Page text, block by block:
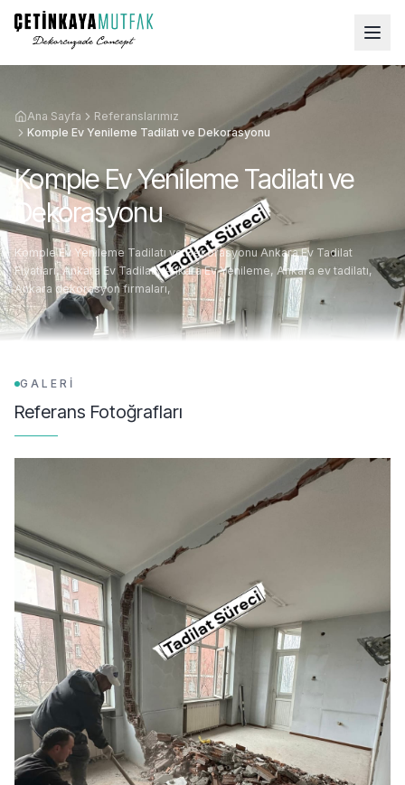
Ana Sayfa
Referanslarımız
Komple Ev Yenileme Tadilatı ve Dekorasyonu
Komple Ev Yenileme Tadilatı ve
Dekorasyonu
Komple Ev Yenileme Tadilatı ve Dekorasyonu Ankara Ev Tadilat
Fiyatları, Ankara Ev Tadilatı, Ankara Ev Yenileme, Ankara ev tadilatı,
Ankara dekorasyon firmaları,
GALERİ
Referans Fotoğrafları